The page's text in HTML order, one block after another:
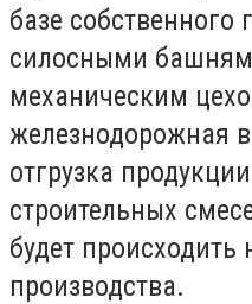
базе собственного
силосными
механическим
железнодорожная
отгрузка
строительных
будет происходить
производства.